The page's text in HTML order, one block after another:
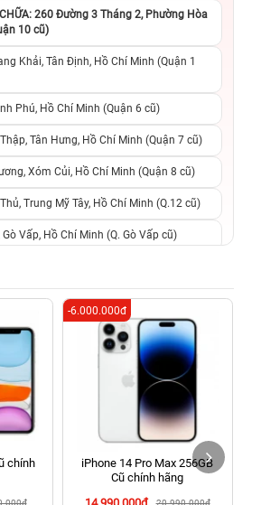
CHỮA: 260 Đường 3 Tháng 2, Phường Hòa
10 cũ)
Khải, Tân Định, Hồ Chí Minh (Quận 1
Phú, Hồ Chí Minh (Quận 6 cũ)
Tân Hưng, Hồ Chí Minh (Quận 7 cũ)
Xóm Củi, Hồ Chí Minh (Quận 8 cũ)
Trung Mỹ Tây, Hồ Chí Minh (Q.12 cũ)
Vấp, Hồ Chí Minh (Q. Gò Vấp cũ)
Phú, Hồ Chí Minh (Quận Tân Phú cũ)
Nhơn Phú, Hồ Chí Minh (Q.9 TP. Thủ
Thủ Đức, Hồ Chí Minh (Bình Thọ, TP. Thủ
Dĩ An, Hồ Chí Minh (Bình Dương Cũ)
Ba Cu, Vũng Tàu, Hồ Chí Minh (TP. Vũng
Tân Sơn Nhất, Hồ Chí Minh (Tân Bình
chính
iPhone 14 Pro Max 256GB
Cũ chính hãng
20.990.000đ
-6.000.000đ